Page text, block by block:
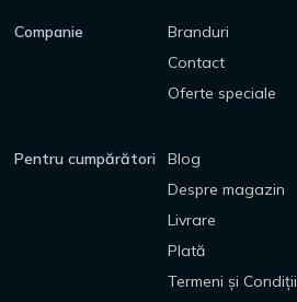
Companie
Branduri
Contact
Oferte speciale
Pentru cumpărători
Blog
Despre magazin
Livrare
Plată
Termeni și Condiții